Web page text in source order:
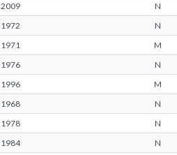
2009 N
1972 N
1971 M
1976 N
1996 M
1968 N
1978 N
1984 N